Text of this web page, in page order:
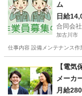
ム
日給
合同会
加古川市
仕事内容 設備メンテナンス
その
【電
メーカ
月給